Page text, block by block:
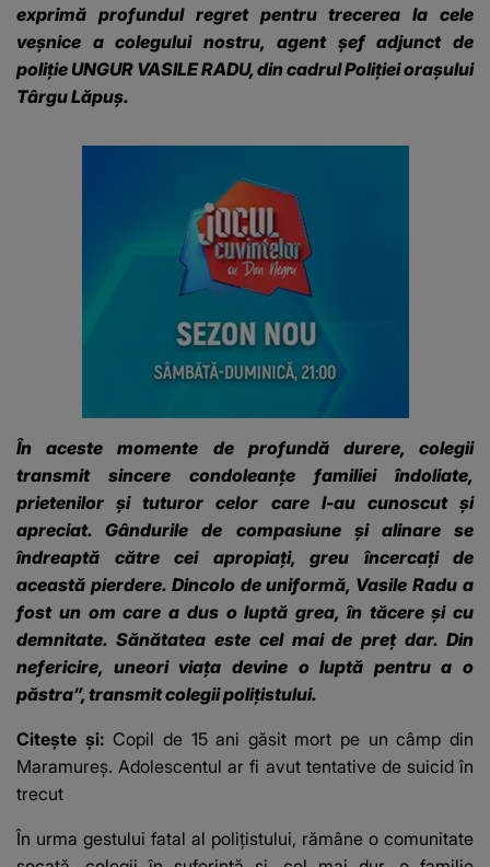
exprimă profundul regret pentru trecerea la cele
veșnice a colegului nostru, agent șef adjunct de
poliție UNGUR VASILE RADU, din cadrul Poliției orașului
Târgu Lăpuș.
În aceste momente de profundă durere, colegii
transmit sincere condoleanțe familiei îndoliate,
prietenilor și tuturor celor care l-au cunoscut și
apreciat. Gândurile de compasiune și alinare se
îndreaptă către cei apropiați, greu încercați de
această pierdere. Dincolo de uniformă, Vasile Radu a
fost un om care a dus o luptă grea, în tăcere și cu
demnitate. Sănătatea este cel mai de preț dar. Din
nefericire, uneori viața devine o luptă pentru a o
păstra”, transmit colegii polițistului.
Citește și: Copil de 15 ani găsit mort pe un câmp din
Maramureș. Adolescentul ar fi avut tentative de suicid în
trecut
În urma gestului fatal al polițistului, rămâne o comunitate